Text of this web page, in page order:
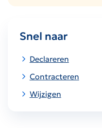
Snel naar
Declareren
Contracteren
Wijzigen